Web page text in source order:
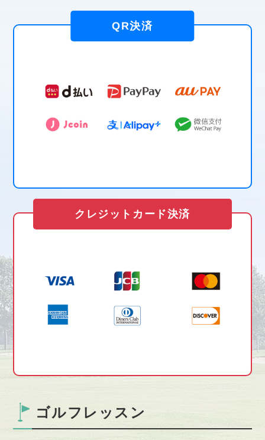
QR決済
クレジットカード決済
ゴルフレッスン